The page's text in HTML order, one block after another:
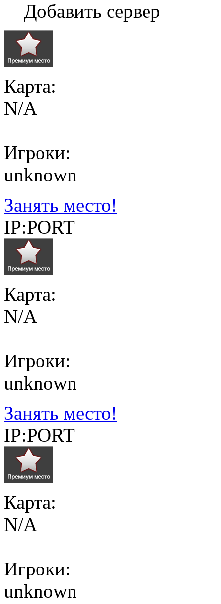
Добавить сервер
Карта:
N/A
Игроки:
unknown
Занять место!
IP:PORT
Карта:
N/A
Игроки:
unknown
Занять место!
IP:PORT
Карта:
N/A
Игроки:
unknown